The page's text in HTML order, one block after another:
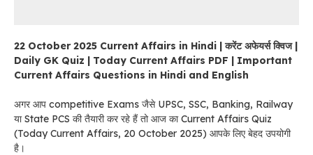
22 October 2025 Current Affairs in Hindi | करेंट अफेयर्स क्विज |
Daily GK Quiz | Today Current Affairs PDF | Important
Current Affairs Questions in Hindi and English
अगर आप competitive Exams जैसे UPSC, SSC, Banking, Railway
या State PCS की तैयारी कर रहे हैं तो आज का Current Affairs Quiz
(Today Current Affairs, 20 October 2025) आपके लिए बेहद उपयोगी
है।